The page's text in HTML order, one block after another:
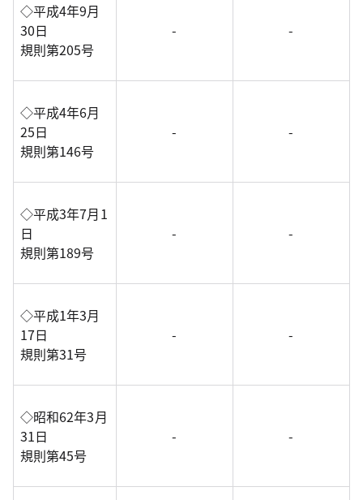
◇平成4年9月
30日
規則第205号
- -
◇平成4年6月
25日
規則第146号
- -
◇平成3年7月1
日
規則第189号
- -
◇平成1年3月
17日
規則第31号
- -
◇昭和62年3月
31日
規則第45号
- -